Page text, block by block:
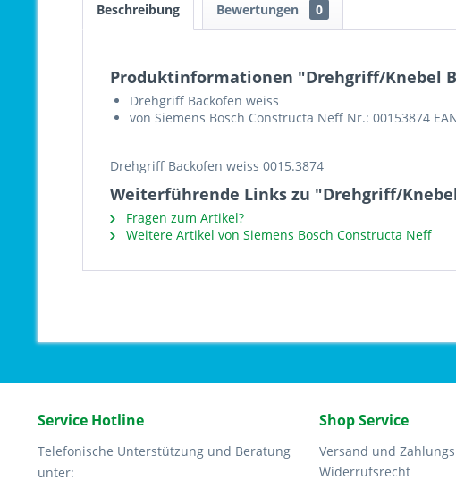
Beschreibung Bewertungen 0
Produktinformationen "Drehgriff/Knebel
Drehgriff Backofen weiss
von Siemens Bosch Constructa Neff Nr.: 00153874
Drehgriff Backofen weiss 0015.3874
Weiterführende Links zu "Drehgriff/Knebel
Fragen zum Artikel?
Weitere Artikel von Siemens Bosch Constructa Neff
Service Hotline
Telefonische Unterstützung und Beratung
unter:
Shop Service
Versand und
Widerrufsrecht